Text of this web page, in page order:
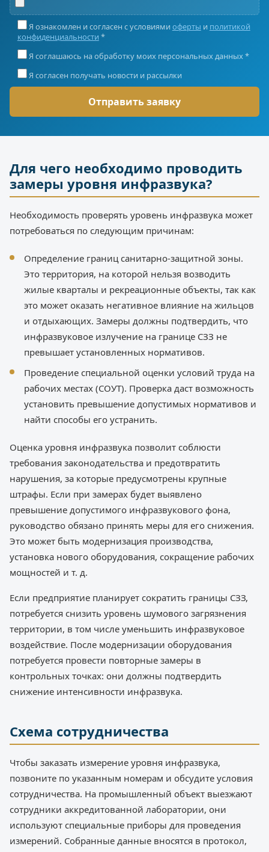
Я ознакомлен и согласен с условиями оферты и политикой
конфиденциальности *
Я соглашаюсь на обработку моих персональных данных *
Я согласен получать новости и рассылки
Для чего необходимо проводить
замеры уровня инфразвука?
Необходимость проверять уровень инфразвука может
потребоваться по следующим причинам:
Определение границ санитарно-защитной зоны.
Это территория, на которой нельзя возводить
жилые кварталы и рекреационные объекты, так как
это может оказать негативное влияние на жильцов
и отдыхающих. Замеры должны подтвердить, что
инфразвуковое излучение на границе СЗЗ не
превышает установленных нормативов.
Проведение специальной оценки условий труда на
рабочих местах (СОУТ). Проверка даст возможность
установить превышение допустимых нормативов и
найти способы его устранить.
Оценка уровня инфразвука позволит соблюсти
требования законодательства и предотвратить
нарушения, за которые предусмотрены крупные
штрафы. Если при замерах будет выявлено
превышение допустимого инфразвукового фона,
руководство обязано принять меры для его снижения.
Это может быть модернизация производства,
установка нового оборудования, сокращение рабочих
мощностей и т. д.
Если предприятие планирует сократить границы СЗЗ,
потребуется снизить уровень шумового загрязнения
территории, в том числе уменьшить инфразвуковое
воздействие. После модернизации оборудования
потребуется провести повторные замеры в
контрольных точках: они должны подтвердить
снижение интенсивности инфразвука.
Схема сотрудничества
Чтобы заказать измерение уровня инфразвука,
позвоните по указанным номерам и обсудите условия
сотрудничества. На промышленный объект выезжают
сотрудники аккредитованной лаборатории, они
используют специальные приборы для проведения
измерений. Собранные данные вносятся в протокол,